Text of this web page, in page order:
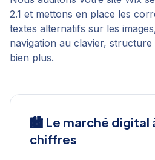
2.1 et mettons en place les
textes alternatifs sur les
navigation au clavier,
bien plus.
🏙️ Le marché digital
chiffres